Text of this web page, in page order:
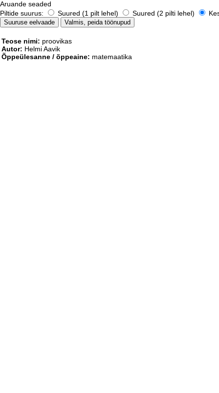
Aruande seaded
Piltide suurus:
Suured (1 pilt lehel) Suured (2 pilti lehel)
Teose nimi: proovikas
Autor: Helmi Aavik
Õppeülesanne / õppeaine: matemaatika